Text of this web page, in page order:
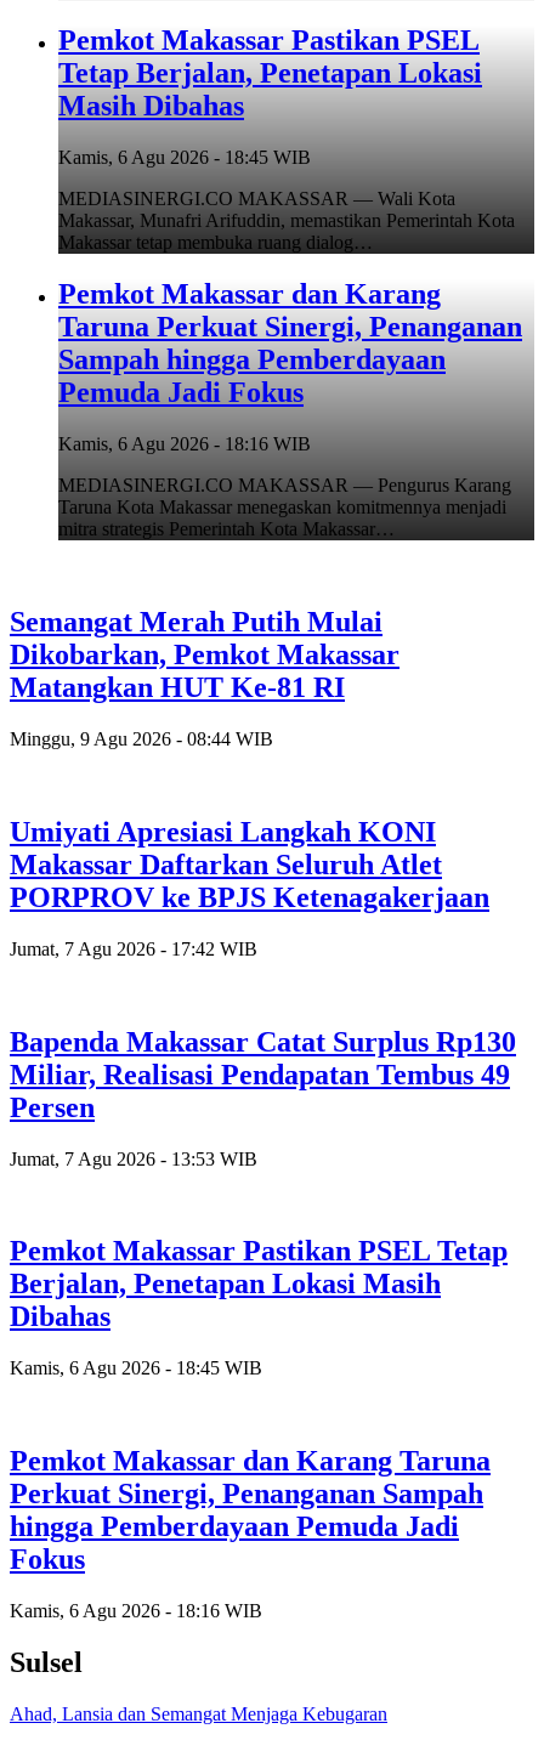
Pemkot Makassar Pastikan PSEL
Tetap Berjalan, Penetapan Lokasi
Masih Dibahas
Kamis, 6 Agu 2026 - 18:45 WIB
MEDIASINERGI.CO MAKASSAR — Wali Kota
Makassar, Munafri Arifuddin, memastikan Pemerintah Kota
Makassar tetap membuka ruang dialog…
Pemkot Makassar dan Karang
Taruna Perkuat Sinergi, Penanganan
Sampah hingga Pemberdayaan
Pemuda Jadi Fokus
Kamis, 6 Agu 2026 - 18:16 WIB
MEDIASINERGI.CO MAKASSAR — Pengurus Karang
Taruna Kota Makassar menegaskan komitmennya menjadi
mitra strategis Pemerintah Kota Makassar…
Semangat Merah Putih Mulai
Dikobarkan, Pemkot Makassar
Matangkan HUT Ke-81 RI
Minggu, 9 Agu 2026 - 08:44 WIB
Umiyati Apresiasi Langkah KONI
Makassar Daftarkan Seluruh Atlet
PORPROV ke BPJS Ketenagakerjaan
Jumat, 7 Agu 2026 - 17:42 WIB
Bapenda Makassar Catat Surplus Rp130
Miliar, Realisasi Pendapatan Tembus 49
Persen
Jumat, 7 Agu 2026 - 13:53 WIB
Pemkot Makassar Pastikan PSEL Tetap
Berjalan, Penetapan Lokasi Masih
Dibahas
Kamis, 6 Agu 2026 - 18:45 WIB
Pemkot Makassar dan Karang Taruna
Perkuat Sinergi, Penanganan Sampah
hingga Pemberdayaan Pemuda Jadi
Fokus
Kamis, 6 Agu 2026 - 18:16 WIB
Sulsel
Ahad, Lansia dan Semangat Menjaga Kebugaran